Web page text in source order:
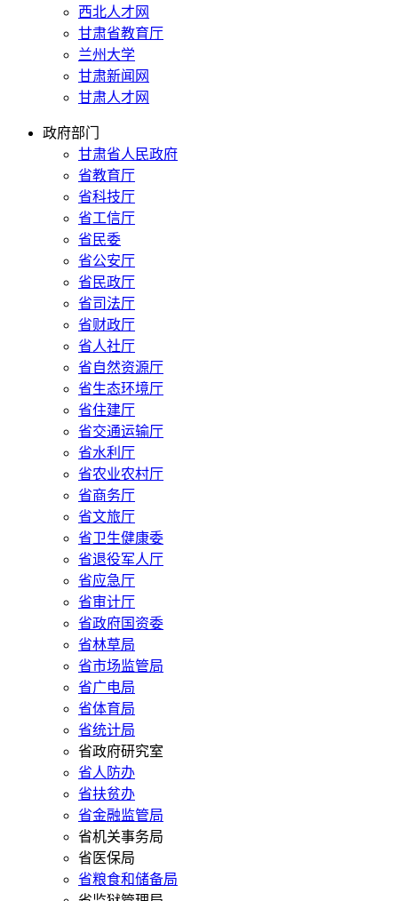
西北人才网
甘肃省教育厅
兰州大学
甘肃新闻网
甘肃人才网
政府部门
甘肃省人民政府
省教育厅
省科技厅
省工信厅
省民委
省公安厅
省民政厅
省司法厅
省财政厅
省人社厅
省自然资源厅
省生态环境厅
省住建厅
省交通运输厅
省水利厅
省农业农村厅
省商务厅
省文旅厅
省卫生健康委
省退役军人厅
省应急厅
省审计厅
省政府国资委
省林草局
省市场监管局
省广电局
省体育局
省统计局
省政府研究室
省人防办
省扶贫办
省金融监管局
省机关事务局
省医保局
省粮食和储备局